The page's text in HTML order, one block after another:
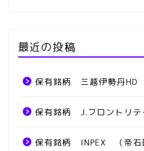
最近の投稿
保有銘柄 三越伊勢丹
保有銘柄 J.フロントリ
保有銘柄 INPEX （帝石